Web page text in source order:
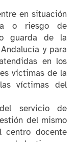
en situación
o riesgo de
guarda de la
y para
en los
víctimas de la
víctimas del
servicio de
del mismo
centro docente